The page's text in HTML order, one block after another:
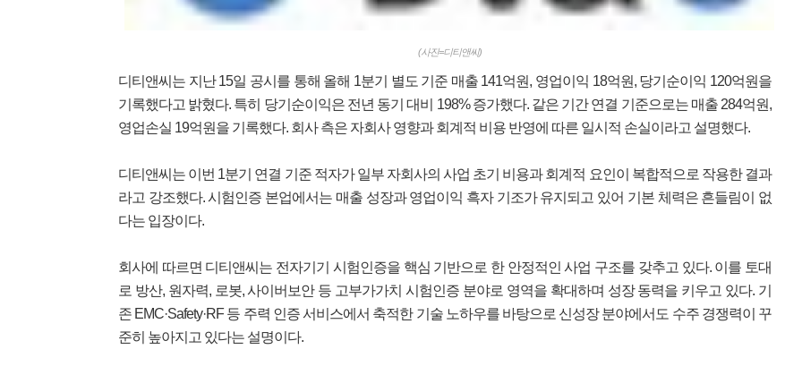
(사진=디티앤씨)
디티앤씨는 지난 15일 공시를 통해 올해 1분기 별도 기준 매출 141억원, 영업이익 18억원, 당기순이익 120억원을
기록했다고 밝혔다. 특히 당기순이익은 전년 동기 대비 198% 증가했다. 같은 기간 연결 기준으로는 매출 284억원,
영업손실 19억원을 기록했다. 회사 측은 자회사 영향과 회계적 비용 반영에 따른 일시적 손실이라고 설명했다.
디티앤씨는 이번 1분기 연결 기준 적자가 일부 자회사의 사업 초기 비용과 회계적 요인이 복합적으로 작용한 결과
라고 강조했다. 시험인증 본업에서는 매출 성장과 영업이익 흑자 기조가 유지되고 있어 기본 체력은 흔들림이 없
다는 입장이다.
회사에 따르면 디티앤씨는 전자기기 시험인증을 핵심 기반으로 한 안정적인 사업 구조를 갖추고 있다. 이를 토대
로 방산, 원자력, 로봇, 사이버보안 등 고부가가치 시험인증 분야로 영역을 확대하며 성장 동력을 키우고 있다. 기
존 EMC·Safety·RF 등 주력 인증 서비스에서 축적한 기술 노하우를 바탕으로 신성장 분야에서도 수주 경쟁력이 꾸
준히 높아지고 있다는 설명이다.